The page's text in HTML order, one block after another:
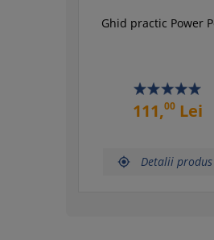
Ghid practic Power
111,00Lei
 Detalii produs